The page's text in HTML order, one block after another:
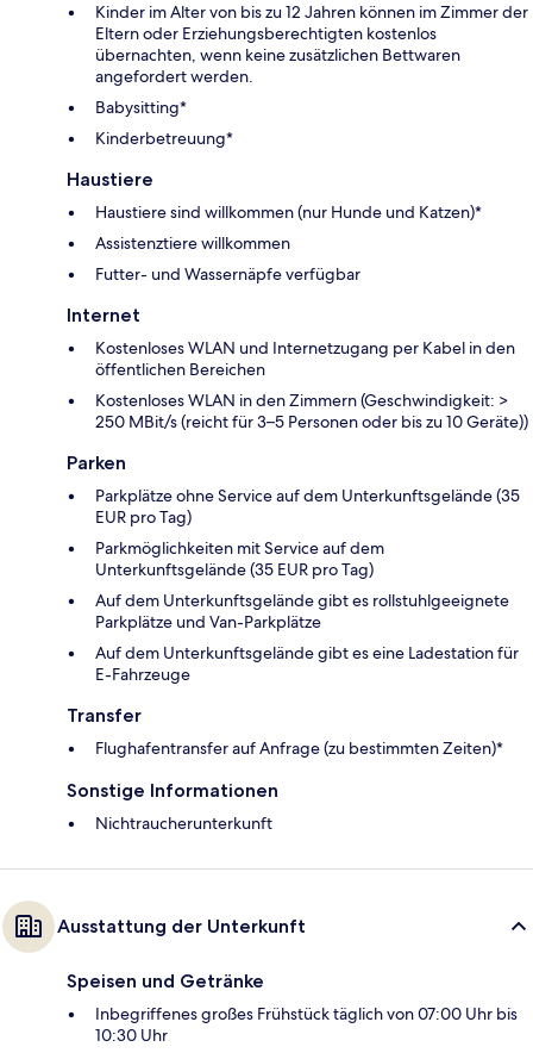
Kinder im Alter von bis zu 12 Jahren können im Zimmer der
Eltern oder Erziehungsberechtigten kostenlos
übernachten, wenn keine zusätzlichen Bettwaren
angefordert werden.
Babysitting*
Kinderbetreuung*
Haustiere
Haustiere sind willkommen (nur Hunde und Katzen)*
Assistenztiere willkommen
Futter- und Wassernäpfe verfügbar
Internet
Kostenloses WLAN und Internetzugang per Kabel in den
öffentlichen Bereichen
Kostenloses WLAN in den Zimmern (Geschwindigkeit: >
250 MBit/s (reicht für 3–5 Personen oder bis zu 10 Geräte))
Parken
Parkplätze ohne Service auf dem Unterkunftsgelände (35
EUR pro Tag)
Parkmöglichkeiten mit Service auf dem
Unterkunftsgelände (35 EUR pro Tag)
Auf dem Unterkunftsgelände gibt es rollstuhlgeeignete
Parkplätze und Van-Parkplätze
Auf dem Unterkunftsgelände gibt es eine Ladestation für
E-Fahrzeuge
Transfer
Flughafentransfer auf Anfrage (zu bestimmten Zeiten)*
Sonstige Informationen
Nichtraucherunterkunft
Ausstattung der Unterkunft
Speisen und Getränke
Inbegriffenes großes Frühstück täglich von 07:00 Uhr bis
10:30 Uhr